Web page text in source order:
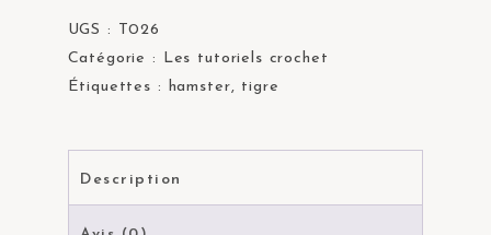
UGS : T026
Catégorie :
Les tutoriels crochet
Étiquettes :
hamster, tigre
Description